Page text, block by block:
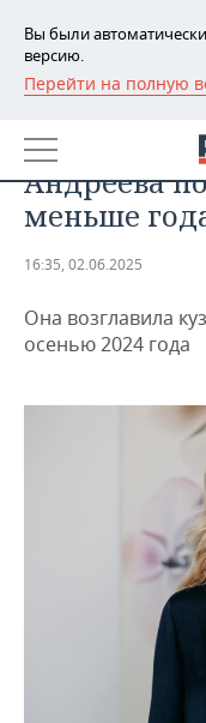
Вы были
версию.
Перейти на полную
РЕГИОНЫ
БАШКОРТОСТАН
ТАТАРСТАН
НОВОСТИ
АНАЛИТИКА
ДЕКЛАРАЦИИ О
КОРОЛИ
ВУЗЫ
КОМУ
ТОРГОВЫЕ
НОВОСТИ
ИНВЕСТИЦИИ
ПРОМЫШЛЕННОСТЬ
НЕФТЕХИМИЯ
ЭНЕРГЕТИКА
НЕДВИЖИМОСТЬ
НОВОСТИ
НОВОСТИ
РОЗНИЧНАЯ
ТЕХНОЛОГИИ
НОВОСТИ
МЕРОПРИЯТИЯ
НОВОСТИ
ВЫЕЗДНАЯ
НОВОСТИ СПОРТА
Декан
Андреева
меньше
16:35, 02.06.2025
Она возглавила
осенью 2024 года